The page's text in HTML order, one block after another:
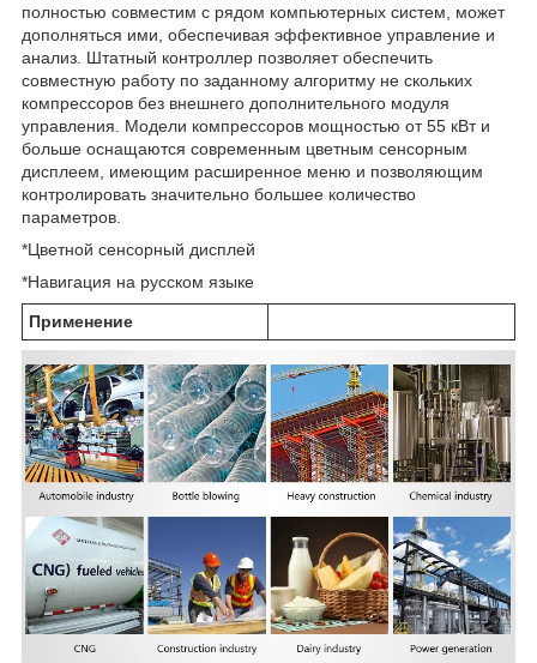
полностью совместим с рядом компьютерных систем, может
дополняться ими, обеспечивая эффективное управление и
анализ. Штатный контроллер позволяет обеспечить
совместную работу по заданному алгоритму не скольких
компрессоров без внешнего дополнительного модуля
управления. Модели компрессоров мощностью от 55 кВт и
больше оснащаются современным цветным сенсорным
дисплеем, имеющим расширенное меню и позволяющим
контролировать значительно большее количество
параметров.
*Цветной сенсорный дисплей
*Навигация на русском языке
Применение